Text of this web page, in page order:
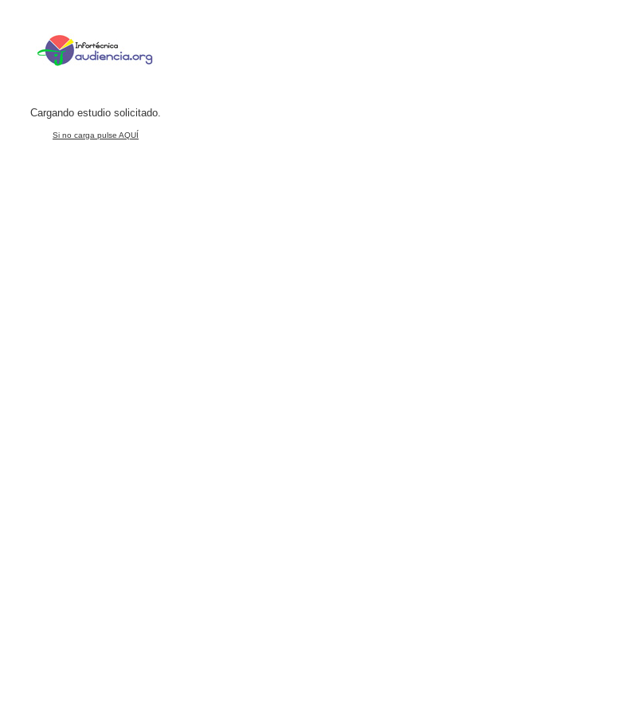
Cargando estudio solicitado.
Si no carga pulse AQUÍ